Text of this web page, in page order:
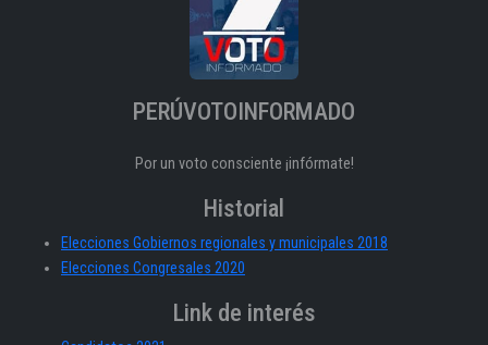
PERÚVOTOINFORMADO
Por un voto consciente ¡infórmate!
Historial
Elecciones Gobiernos regionales y municipales 2018
Elecciones Congresales 2020
Link de interés